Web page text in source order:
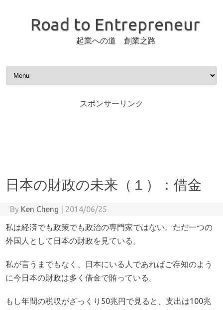
Road to Entrepreneur
起業への道 創業之路
Skip to content
スポンサーリンク
日本の財政の未来（１）：借金
By Ken Cheng
2014/06/25
私は経済でも政策でも政治の専門家ではない。ただ一つの
外国人として日本の財政を見ている。
私が言うまでもなく、日本にいる人であればご存知のよう
に今日本の財政は多く借金で賄っている。
もし年間の税収がざっくり50兆円で見ると、支出は100兆